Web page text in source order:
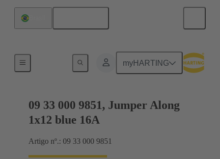
myHARTING
Jumpers de encaixe Han® ES Press
09 33 000 9851, Jumper Along
1x12 blue 16A
Artigo nº.: 09 33 000 9851